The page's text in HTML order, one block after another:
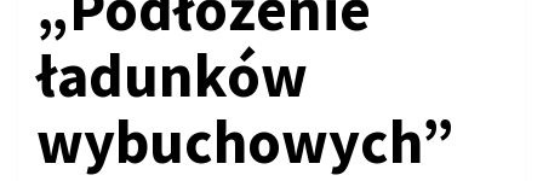
ładunków
wybuchowych”